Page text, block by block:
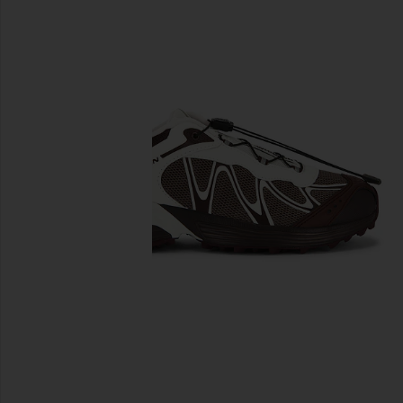
предыдущие слайды